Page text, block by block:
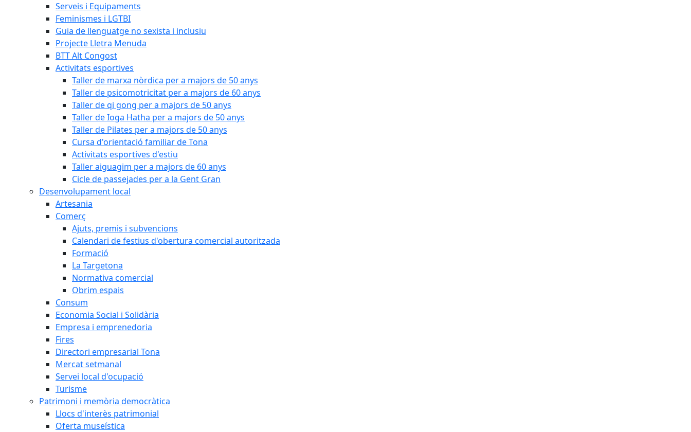
Serveis i Equipaments
Feminismes i LGTBI
Guia de llenguatge no sexista i inclusiu
Projecte Lletra Menuda
BTT Alt Congost
Activitats esportives
Taller de marxa nòrdica per a majors de 50 anys
Taller de psicomotricitat per a majors de 60 anys
Taller de qi gong per a majors de 50 anys
Taller de Ioga Hatha per a majors de 50 anys
Taller de Pilates per a majors de 50 anys
Cursa d'orientació familiar de Tona
Activitats esportives d'estiu
Taller aiguagim per a majors de 60 anys
Cicle de passejades per a la Gent Gran
Desenvolupament local
Artesania
Comerç
Ajuts, premis i subvencions
Calendari de festius d'obertura comercial autoritzada
Formació
La Targetona
Normativa comercial
Obrim espais
Consum
Economia Social i Solidària
Empresa i emprenedoria
Fires
Directori empresarial Tona
Mercat setmanal
Servei local d'ocupació
Turisme
Patrimoni i memòria democràtica
Llocs d'interès patrimonial
Oferta museística